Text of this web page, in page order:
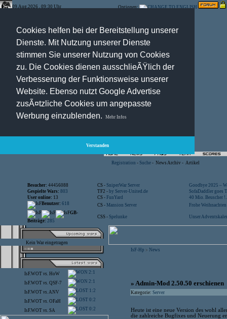
Cookies helfen bei der Bereitstellung unserer
Dienste. Mit Nutzung unserer Dienste
stimmen Sie unserer Nutzung von Cookies
zu. Die Cookies dienen ausschlieÃŸlich der
Verbesserung der Funktionsweise unserer
Website. Ebenso nutzt Google Advertise
zusÃ¤tzliche Cookies um angepasste
Werbung einzublenden.
Mehr Infos
Verstanden
09.Aug.2026 , 09:30 Uhr Optionen:
Registration - Suche - News Archiv - Artikel
Besucher: 44456088 CS - SniperWar Server
Goodbye 2025 –
Gespielte Wars: 803 TF2 - by Server-United.de
SofaDaddler goes
User online: 13 CS - FunYard
40 Mio. Beuscher
Benutzer: 618 CS - Mansion Server
Frohe
GB-
Beiträge: 285
CSS - Spelunke Unser
Kein War eingetragen
IsF.WOT vs. HoW 2:1
IsF.WOT vs. QSF-7 2:1
IsF.WOT vs.ANV 1:2
IsF.WOT vs. OFaH 0:2
IsF.WOT vs. SA 0:2
IsF-Hp > News
» Admin-Mod 2.50.50 erschienen
Kategorie: Server
Heute ist eine neue Version des wohl
die zahlreiche Bugfixes und Neuerung